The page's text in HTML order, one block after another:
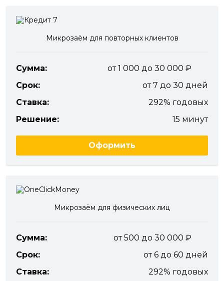
Микрозаём для повторных клиентов
Сумма:
от 1 000 до 30 000
Срок:
от 7 до 30 дней
Ставка:
292% годовых
Решение:
15 минут
Оформить
Микрозаём для физических лиц
Сумма:
от 500 до 30 000
Срок:
от 6 до 60 дней
Ставка:
292% годовых